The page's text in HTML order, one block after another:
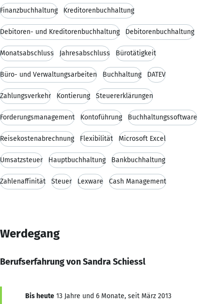
Finanzbuchhaltung Kreditorenbuchhaltung
Debitoren- und Kreditorenbuchhaltung Debitorenbuchhaltung
Monatsabschluss Jahresabschluss Bürotätigkeit
Büro- und Verwaltungsarbeiten Buchhaltung DATEV
Zahlungsverkehr Kontierung Steuererklärungen
Forderungsmanagement Kontoführung Buchhaltungssoftware
Reisekostenabrechnung Flexibilität Microsoft Excel
Umsatzsteuer Hauptbuchhaltung Bankbuchhaltung
Zahlenaffinität Steuer Lexware Cash Management
Werdegang
Berufserfahrung von Sandra Schiessl
Bis heute 13 Jahre und 6 Monate, seit März 2013